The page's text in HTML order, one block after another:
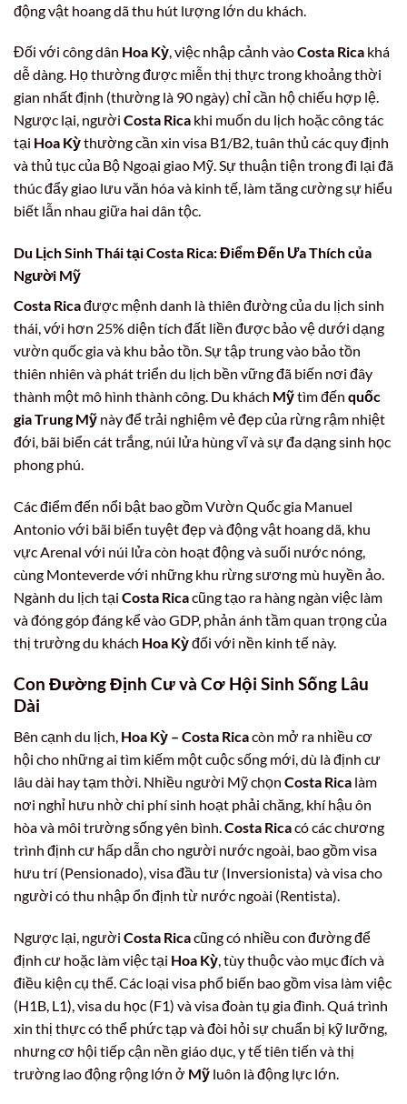
động vật hoang dã thu hút lượng lớn du khách.
Đối với công dân Hoa Kỳ, việc nhập cảnh vàoCosta Rica khá
dễ dàng. Họ thường được miễn thị thực trong khoảng thời
gian nhất định (thường là 90 ngày) chỉ cần hộ chiếu hợp lệ.
Ngược lại, người Costa Rica khi muốn du lịch hoặc công tác
tại Hoa Kỳthường cần xin visa B1/B2, tuân thủ các quy định
và thủ tục của Bộ Ngoại giao Mỹ. Sự thuận tiện trong đi lại đã
thúc đẩy giao lưu văn hóa và kinh tế, làm tăng cường sự hiểu
biết lẫn nhau giữa hai dân tộc.
Du Lịch Sinh Thái tại Costa Rica: Điểm Đến Ưa Thích của
Người Mỹ
Costa Ricađược mệnh danh là thiên đường của du lịch sinh
thái, với hơn 25% diện tích đất liền được bảo vệ dưới dạng
vườn quốc gia và khu bảo tồn. Sự tập trung vào bảo tồn
thiên nhiên và phát triển du lịch bền vững đã biến nơi đây
thành một mô hình thành công. Du khách Mỹtìm đến quốc
gia Trung Mỹ này để trải nghiệm vẻ đẹp của rừng rậm nhiệt
đới, bãi biển cát trắng, núi lửa hùng vĩ và sự đa dạng sinh học
phong phú.
Các điểm đến nổi bật bao gồm Vườn Quốc gia Manuel
Antonio với bãi biển tuyệt đẹp và động vật hoang dã, khu
vực Arenal với núi lửa còn hoạt động và suối nước nóng,
cùng Monteverde với những khu rừng sương mù huyền ảo.
Ngành du lịch tại Costa Ricacũng tạo ra hàng ngàn việc làm
và đóng góp đáng kể vào GDP, phản ánh tầm quan trọng của
thị trường du khách Hoa Kỳđối với nền kinh tế này.
Con Đường Định Cư và Cơ Hội Sinh Sống Lâu
Dài
Bên cạnh du lịch, Hoa Kỳ – Costa Ricacòn mở ra nhiều cơ
hội cho những ai tìm kiếm một cuộc sống mới, dù là định cư
lâu dài hay tạm thời. Nhiều người Mỹ chọn Costa Rica làm
nơi nghỉ hưu nhờ chi phí sinh hoạt phải chăng, khí hậu ôn
hòa và môi trường sống yên bình.Costa Ricacó các chương
trình định cư hấp dẫn cho người nước ngoài, bao gồm visa
hưu trí (Pensionado), visa đầu tư (Inversionista) và visa cho
người có thu nhập ổn định từ nước ngoài (Rentista).
Ngược lại, người Costa Ricacũng có nhiều con đường để
định cư hoặc làm việc tại Hoa Kỳ, tùy thuộc vào mục đích và
điều kiện cụ thể. Các loại visa phổ biến bao gồm visa làm việc
(H1B, L1), visa du học (F1) và visa đoàn tụ gia đình. Quá trình
xin thị thực có thể phức tạp và đòi hỏi sự chuẩn bị kỹ lưỡng,
nhưng cơ hội tiếp cận nền giáo dục, y tế tiên tiến và thị
trường lao động rộng lớn ở Mỹ luôn là động lực lớn.